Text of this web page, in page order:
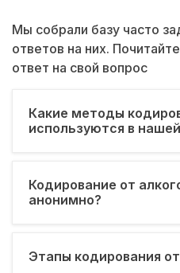
Мы собрали базу часто
ответов на них.
ответ на свой вопрос
Какие методы
используются в
Кодирование от
анонимно?
Этапы кодирования